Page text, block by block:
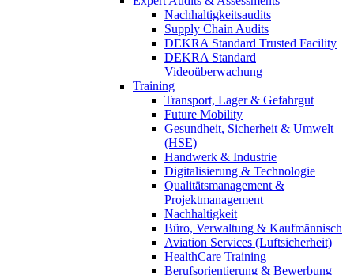
Nachhaltigkeitsaudits
Supply Chain Audits
DEKRA Standard Trusted Facility
DEKRA Standard
Videoüberwachung
Training
Transport, Lager & Gefahrgut
Future Mobility
Gesundheit, Sicherheit & Umwelt
(HSE)
Handwerk & Industrie
Digitalisierung & Technologie
Qualitätsmanagement &
Projektmanagement
Nachhaltigkeit
Büro, Verwaltung & Kaufmännisch
Aviation Services (Luftsicherheit)
HealthCare Training
Berufsorientierung & Bewerbung